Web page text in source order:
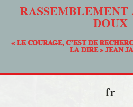
RASSEMBLEMENT
DOUX
« LE COURAGE, C’EST DE
LA DIRE » JEAN
fr